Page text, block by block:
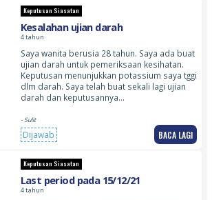
Keputusan Siasatan
Kesalahan ujian darah
4 tahun
Saya wanita berusia 28 tahun. Saya ada buat
ujian darah untuk pemeriksaan kesihatan.
Keputusan menunjukkan potassium saya tggi
dlm darah. Saya telah buat sekali lagi ujian
darah dan keputusannya…
- Sulit
Dijawab BACA LAGI
Keputusan Siasatan
Last period pada 15/12/21
4 tahun